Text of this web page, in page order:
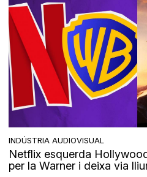
INDÚSTRIA AUDIOVISUAL
Netflix esquerda
per la Warner i deixa via